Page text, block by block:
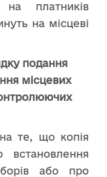
на платників
на місцеві
подання
місцевих
те, що копія
встановлення
або про